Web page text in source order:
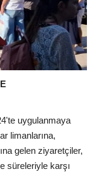
uygulanmaya
limanlarına,
gelen ziyaretçiler,
süreleriyle karşı